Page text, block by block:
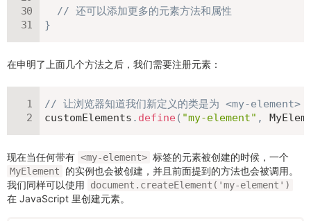
// 还可以添加更多的元素方法和属性
}
在申明了上面几个方法之后，我们需要注册元素：
// 让浏览器知道我们新定义的类是为 <my-element>
customElements . define ( "my-element" ,
现在当任何带有 <my-element> 标签的元素被创建的时候，一个
MyElement
的实例也会被创建，并且前面提到的方法也会被调用。
我们同样可以使用
document.createElement('my-element')
在 JavaScript 里创建元素。